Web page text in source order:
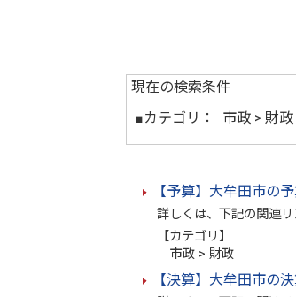
現在の検索条件
■カテゴリ：
市政 > 財政
【予算】大牟田市の
詳しくは、下記の関連
【カテゴリ】
市政 > 財政
【決算】大牟田市の